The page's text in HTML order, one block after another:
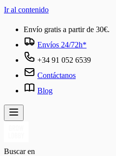
Ir al contenido
Envío gratis a partir de 30€.
Envíos 24/72h*
+34 91 052 6539
Contáctanos
Blog
Buscar en